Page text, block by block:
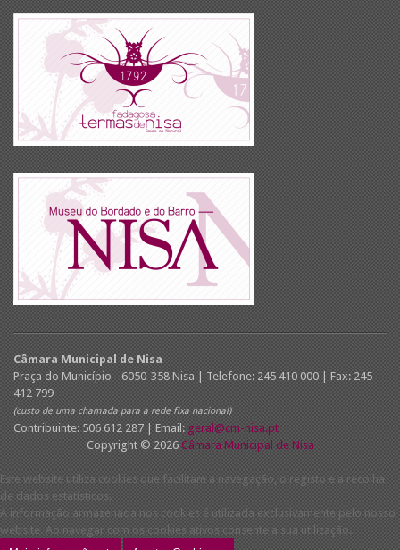
Câmara Municipal de Nisa
Praça do Município - 6050-358 Nisa | Telefone: 245 410 000 | Fax: 245
412 799
(custo de uma chamada para a rede fixa nacional)
Contribuinte: 506 612 287 | Email: geral@cm-nisa.pt
Copyright © 2026 Câmara Municipal de Nisa
Este website utiliza cookies que facilitam a navegação, o registo e a recolha
de dados estatísticos.
A informação armazenada nos cookies é utilizada exclusivamente pelo nosso
website. Ao navegar com os cookies ativos consente a sua utilização.